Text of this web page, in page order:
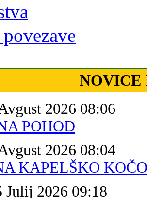
NOVICE
2026 08:06
POHOD
2026 08:04
KAPELŠKO KOČO
Julij 2026 09:18